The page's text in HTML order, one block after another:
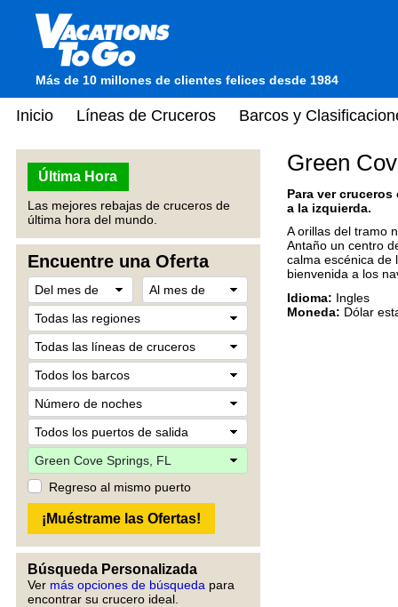
Más de 10 millones de clientes felices desde 1984
Inicio Líneas de Cruceros Barcos y
Última Hora
Las mejores rebajas de cruceros de
última hora del mundo.
Encuentre una Oferta
Regreso al mismo puerto
Búsqueda Personalizada
Ver más opciones de búsqueda para
encontrar su crucero ideal.
Green
Para ver
a la izquierda.
A orillas del tramo
Antaño un centro
calma escénica de
bienvenida a los
Idioma: Ingles
Moneda: Dólar